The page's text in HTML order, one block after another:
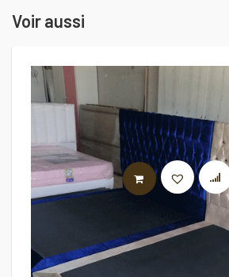
Voir aussi
AJOUTER AU